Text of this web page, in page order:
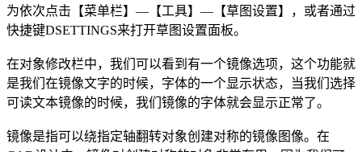
为依次点击【菜单栏】—【工具】—【草图设置】，或者通过
快捷键DSETTINGS来打开草图设置面板。
在对象修改栏中，我们可以看到有一个镜像选项，这个功能就
是我们在镜像文字的时候，字体的一个显示状态，当我们选择
可读文本镜像的时候，我们镜像的字体就会显示正常了。
镜像是指可以绕指定轴翻转对象创建对称的镜像图像。在